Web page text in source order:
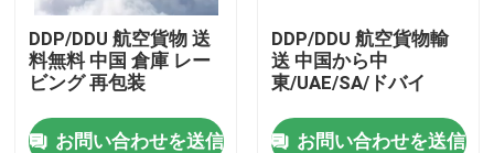
工場 ツアー
品質管理
DDP/DDU 航空貨物 送
料無料 中国 倉庫 レー
ビング 再包装
お問い合わせを送信
DDP/DDU 航空貨物輸
送 中国から中
東/UAE/SA/ドバイ
お問い合わせを送信